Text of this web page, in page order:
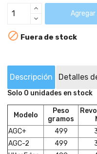
 Fuera de stock
Descripción Detalles
Solo 0 unidades en stock
Modelo
Peso
gramos
AGC+
499
AGC-2
499